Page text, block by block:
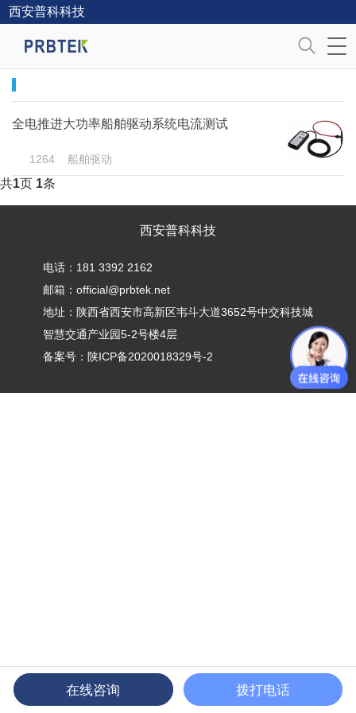
西安普科科技
全电推进大功率船舶驱动系统电流测试
1264 船舶驱动
共1页 1条
西安普科科技
电话：181 3392 2162
邮箱：official@prbtek.net
地址：陕西省西安市高新区韦斗大道3652号中交科技城
智慧交通产业园5-2号楼4层
备案号： 陕ICP备2020018329号-2
在线咨询 拨打电话